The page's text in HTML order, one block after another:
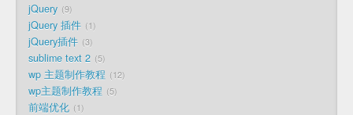
jQuery 9
jQuery 插件 1
jQuery插件 3
sublime text 2 5
wp 主题制作教程 12
wp主题制作教程 5
前端优化 1